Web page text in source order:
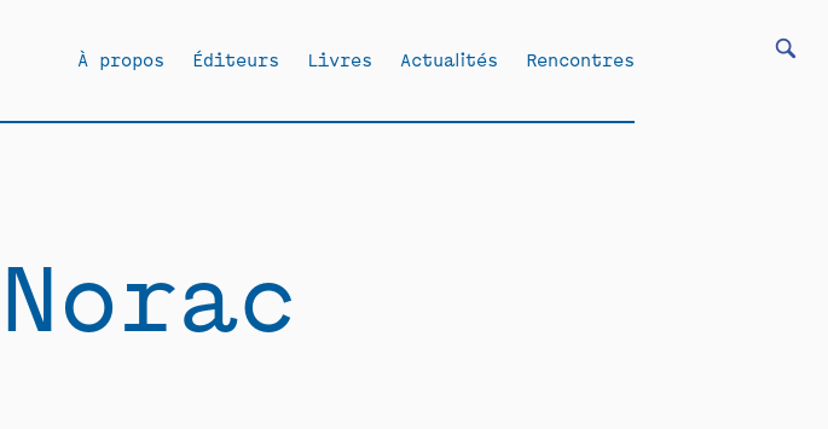
À propos Éditeurs Livres Actualités Rencontres